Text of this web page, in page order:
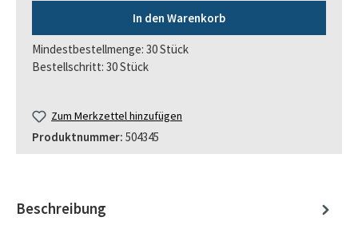
In den Warenkorb
Mindestbestellmenge: 30 Stück
Bestellschritt: 30 Stück
Zum Merkzettel hinzufügen
Produktnummer: 504345
Beschreibung